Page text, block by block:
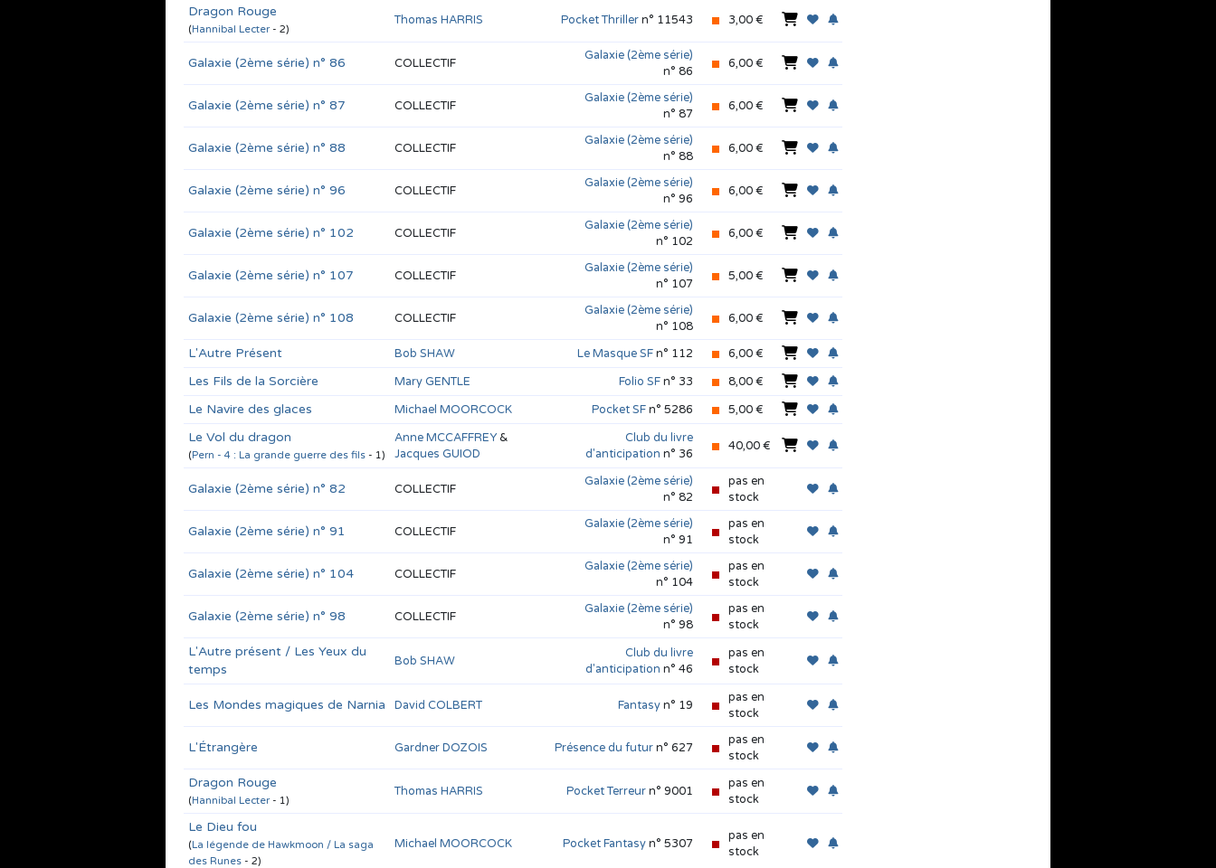
Dragon Rouge
(Hannibal Lecter- 2)
Thomas HARRIS Pocket Thrillern° 11543 3,00 €
Galaxie (2ème série) n° 86 COLLECTIF
Galaxie (2ème série)
n° 86
6,00 €
Galaxie (2ème série) n° 87 COLLECTIF
Galaxie (2ème série)
n° 87
6,00 €
Galaxie (2ème série) n° 88 COLLECTIF
Galaxie (2ème série)
n° 88
6,00 €
Galaxie (2ème série) n° 96 COLLECTIF
Galaxie (2ème série)
n° 96
6,00 €
Galaxie (2ème série) n° 102 COLLECTIF
Galaxie (2ème série)
n° 102
6,00 €
Galaxie (2ème série) n° 107 COLLECTIF
Galaxie (2ème série)
n° 107
5,00 €
Galaxie (2ème série) n° 108 COLLECTIF
Galaxie (2ème série)
n° 108
6,00 €
L'Autre Présent Bob SHAW Le Masque SFn° 112 6,00 €
Les Fils de la Sorcière Mary GENTLE Folio SFn° 33 8,00 €
Le Navire des glaces Michael MOORCOCK Pocket SFn° 5286 5,00 €
Le Vol du dragon
(Pern - 4 : La grande guerre des fils - 1)
Anne MCCAFFREY&
Jacques GUIOD
Club du livre
d'anticipation n° 36
40,00 €
Galaxie (2ème série) n° 82 COLLECTIF
Galaxie (2ème série)
n° 82
pas en
stock
Galaxie (2ème série) n° 91 COLLECTIF
Galaxie (2ème série)
n° 91
pas en
stock
Galaxie (2ème série) n° 104 COLLECTIF
Galaxie (2ème série)
n° 104
pas en
stock
Galaxie (2ème série) n° 98 COLLECTIF
Galaxie (2ème série)
n° 98
pas en
stock
L'Autre présent / Les Yeux du
temps
Bob SHAW
Club du livre
d'anticipation n° 46
pas en
stock
Les Mondes magiques de Narnia David COLBERT Fantasyn° 19
pas en
stock
L'Étrangère Gardner DOZOIS Présence du futurn° 627
pas en
stock
Dragon Rouge
(Hannibal Lecter- 1)
Thomas HARRIS Pocket Terreurn° 9001
pas en
stock
Le Dieu fou
(La légende de Hawkmoon / La saga
des Runes - 2)
Michael MOORCOCK Pocket Fantasyn° 5307
pas en
stock